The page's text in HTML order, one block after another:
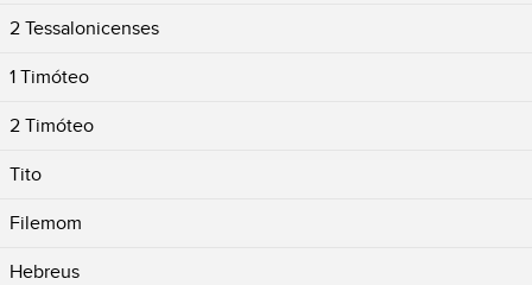
2 Tessalonicenses
1 Timóteo
2 Timóteo
Tito
Filemom
Hebreus